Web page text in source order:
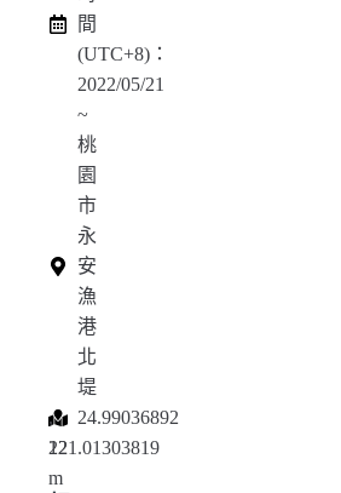
間
(UTC+8)：
2022/05/21
~
桃
園
市
永
安
漁
港
北
堤
24.99036892
,
121.01303819
,
22
m